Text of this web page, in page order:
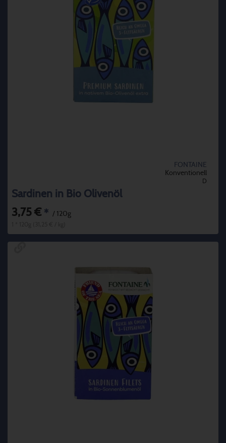
FONTAINE
Konventionell
D
Sardinen in Bio Olivenöl
3,75 € * / 120g